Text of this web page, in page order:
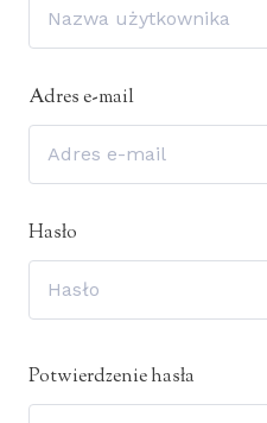
Adres e-mail
Hasło
Potwierdzenie hasła